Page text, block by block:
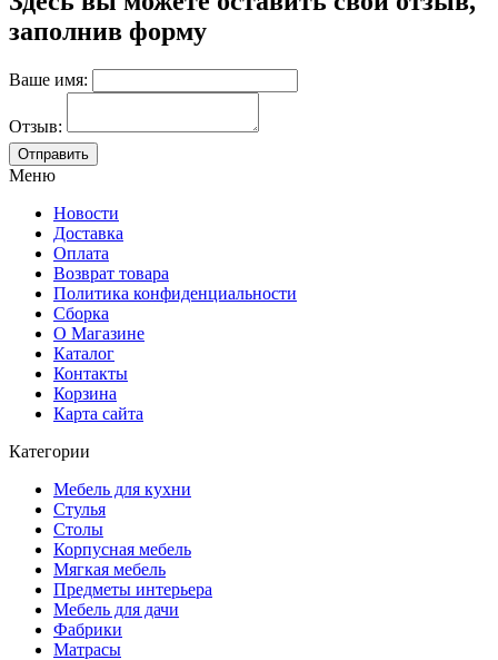
заполнив форму
Ваше имя:
Отзыв:
Меню
Новости
Доставка
Оплата
Возврат товара
Политика конфиденциальности
Сборка
О Магазине
Каталог
Контакты
Корзина
Карта сайта
Категории
Мебель для кухни
Стулья
Столы
Корпусная мебель
Мягкая мебель
Предметы интерьера
Мебель для дачи
Фабрики
Матраcы